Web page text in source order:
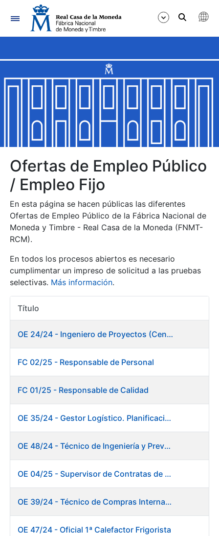
Navegación
Mostrar/Ocultar
Mostrar/Ocultar
Mostrar/Ocultar
Mostrar/Ocultar
Mostrar/Ocultar
Mostrar/Ocultar
Mostrar/Ocultar
Mostrar/Ocultar
Ofertas de Empleo Público
/ Empleo Fijo
En esta página se hacen públicas las diferentes
Ofertas de Empleo Público de la Fábrica Nacional de
Moneda y Timbre - Real Casa de la Moneda (FNMT-
RCM).
En todos los procesos abiertos es necesario
cumplimentar un impreso de solicitud a las pruebas
selectivas. Más información.
Título
OE 24/24 - Ingeniero de Proyectos (Centro de trabajo Burgos)
FC 02/25 - Responsable de Personal
FC 01/25 - Responsable de Calidad
OE 35/24 - Gestor Logístico. Planificación, Logística y Almacenes
OE 48/24 - Técnico de Ingeniería y Prevención de Mantenimiento
OE 04/25 - Supervisor de Contratas de Climatización. Fábrica Papel
OE 39/24 - Técnico de Compras Internacional
OE 47/24 - Oficial 1ª Calefactor Frigorista